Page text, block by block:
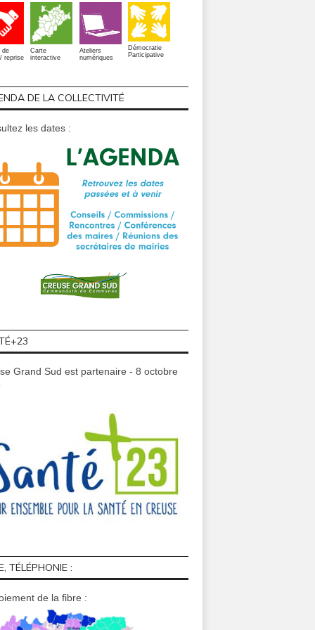
de
reprise
Carte
interactive
Ateliers
numériques
Démocratie
Participative
DE LA COLLECTIVITÉ
les dates :
Grand Sud est partenaire - 8 octobre
TÉLÉPHONIE :
de la fibre :